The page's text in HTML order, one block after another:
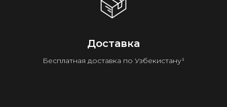
Доставка
Бесплатная доставка по Узбекистану¹